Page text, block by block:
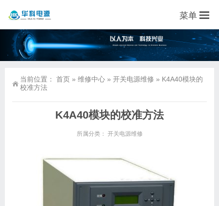
菜单
当前位置： 首页 » 维修中心 » 开关电源维修 » K4A40模块的
校准方法
K4A40模块的校准方法
所属分类： 开关电源维修